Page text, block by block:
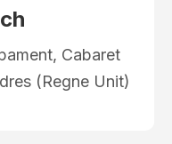
Cabaret
(Regne Unit)